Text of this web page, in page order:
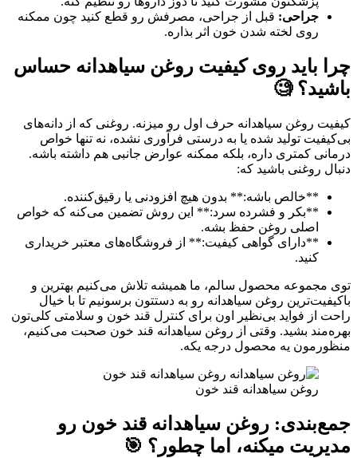
جراحی: قبل از جراحی، مصرفش رو قطع کنید چون ممکنه
روی لخته شدن خون اثر بذاره.
چرا باید روی کیفیت روغن سیاهدانه حساس
باشید؟ 🧐
کیفیت روغن سیاهدانه حرف اول رو میزنه. روغنی که از دانه‌های
بی‌کیفیت تولید شده یا به درستی فرآوری نشده، نه تنها خواص
درمانی کمتری داره، بلکه ممکنه عوارض جانبی هم داشته باشه.
دنبال روغنی باشید که:
**خالص باشه:** بدون هیچ افزودنی یا رقیق‌کننده.
**بکر و فشرده سرد:** این روش تضمین می‌کنه که خواص
اصلی روغن حفظ بشه.
**دارای گواهی کیفیت:** از فروشگاه‌های معتبر خریداری
کنید.
توی مجموعه محصول سالم، ما همیشه تلاش می‌کنیم بهترین و
باکیفیت‌ترین روغن سیاهدانه رو به دستتون برسونیم تا با خیال
راحت از فواید بی‌نظیر اون برای کنترل قند خون و سلامتی کلی‌تون
بهره‌مند بشید. وقتی از روغن سیاهدانه قند خون صحبت می‌کنیم،
منظورمون یه محصول درجه یکه.
روغن سیاهدانه قند خون
جمع‌بندی: روغن سیاهدانه قند خون رو
مدیریت میکنه، اما چطور؟ 🎯